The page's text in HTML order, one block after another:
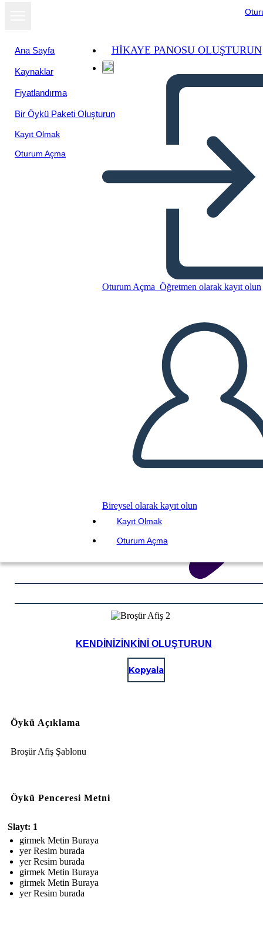
Ana Sayfa
Kaynaklar
Fiyatlandırma
Bir Öykü Paketi Oluşturun
Kayıt Olmak
Oturum Açma
HIKAYE PANOSU OLUŞTURUN
Oturum Açma Öğretmen olarak kayıt olun
Bireysel olarak kayıt olun
Kayıt Olmak
Oturum Açma
Bu Öykü Panosunu kopyala
BİR HİKAYE PANOSU OLUŞTUR
SLAYT GÖSTERİSİNİ OYNAT
BENİ OKU
KENDINIZINKINI OLUŞTURUN
Kopyala
Öykü Açıklama
Broşür Afiş Şablonu
Öykü Penceresi Metni
Slayt: 1
girmek Metin Buraya
yer Resim burada
yer Resim burada
girmek Metin Buraya
girmek Metin Buraya
yer Resim burada